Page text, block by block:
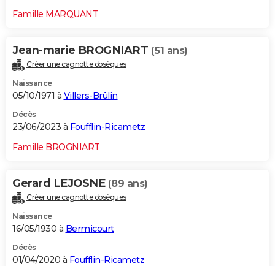
CARTE DE VOEUX
Dictionnaire
Biographies
Citations
Expressions
Proverbes
PROGRAMME TV
COPAINS D'AVANT
S'inscrire
Se connecter
Lycées
Collèges
Primaires
Universités
Entreprises
Service militaire
Avis de recherche
AVIS DE DÉCÈS
Famille MARQUANT
Jean-marie BROGNIART (51 ans)
Créer une cagnotte obsèques
Naissance
05/10/1971 à Villers-Brûlin
Décès
23/06/2023 à Foufflin-Ricametz
Famille BROGNIART
Gerard LEJOSNE (89 ans)
Créer une cagnotte obsèques
Naissance
16/05/1930 à Bermicourt
Décès
01/04/2020 à Foufflin-Ricametz